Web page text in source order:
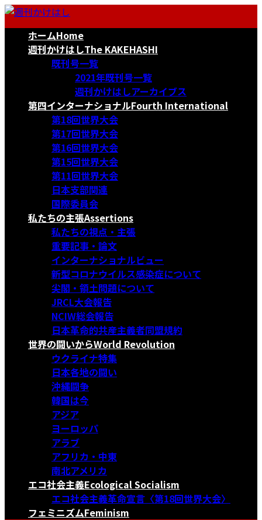
コ
ナ
ホームHome
週刊かけはしThe KAKEHASHI
既刊号一覧
2021年既刊号一覧
週刊かけはしアーカイブス
第四インターナショナルFourth International
第18回世界大会
第17回世界大会
第16回世界大会
第15回世界大会
第11回世界大会
日本支部関連
国際委員会
私たちの主張Assertions
私たちの視点・主張
重要記事・論文
インターナショナルビュー
新型コロナウイルス感染症について
尖閣・領土問題について
JRCL大会報告
NCIW総会報告
日本革命的共産主義者同盟規約
世界の闘いからWorld Revolution
ウクライナ特集
日本各地の闘い
沖縄闘争
韓国は今
アジア
ヨーロッパ
アラブ
アフリカ・中東
南北アメリカ
エコ社会主義Ecological Socialism
エコ社会主義革命宣言〈第18回世界大会〉
フェミニズムFeminism